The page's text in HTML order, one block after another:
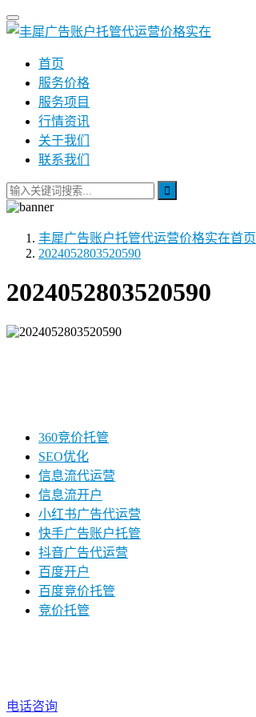
首页
服务价格
服务项目
行情资讯
关于我们
联系我们
丰犀广告账户托管代运营价格实在首页
2024052803520590
2024052803520590
360竞价托管
SEO优化
信息流代运营
信息流开户
小红书广告代运营
快手广告账户托管
抖音广告代运营
百度开户
百度竞价托管
竞价托管
电话咨询